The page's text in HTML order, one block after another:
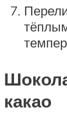
какао